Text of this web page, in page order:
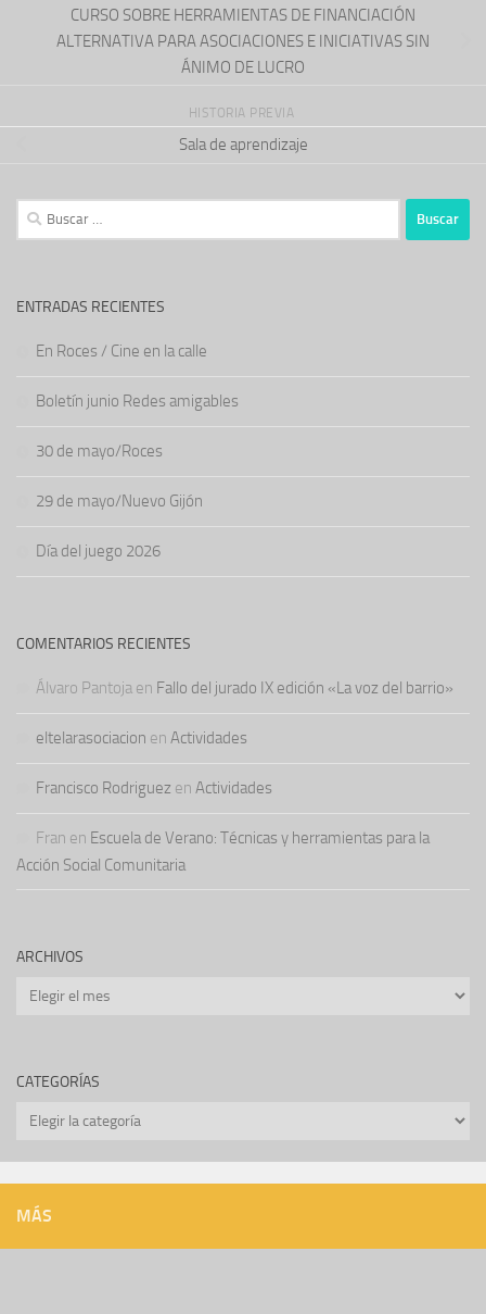
CURSO SOBRE HERRAMIENTAS DE FINANCIACIÓN
ALTERNATIVA PARA ASOCIACIONES E INICIATIVAS SIN
ÁNIMO DE LUCRO
HISTORIA PREVIA
Sala de aprendizaje
Buscar:
ENTRADAS RECIENTES
En Roces / Cine en la calle
Boletín junio Redes amigables
30 de mayo/Roces
29 de mayo/Nuevo Gijón
Día del juego 2026
COMENTARIOS RECIENTES
Álvaro Pantoja en Fallo del jurado IX edición «La voz del barrio»
eltelarasociacion en Actividades
Francisco Rodriguez en Actividades
Fran en Escuela de Verano: Técnicas y herramientas para la
Acción Social Comunitaria
ARCHIVOS
Archivos
CATEGORÍAS
Categorías
MÁS